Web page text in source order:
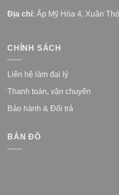
Địa chỉ: Ấp Mỹ Hòa 4, Xuân
CHÍNH SÁCH
Liên hệ làm đại lý
Thanh toán, vận chuyển
Bảo hành & Đổi trả
BẢN ĐỒ